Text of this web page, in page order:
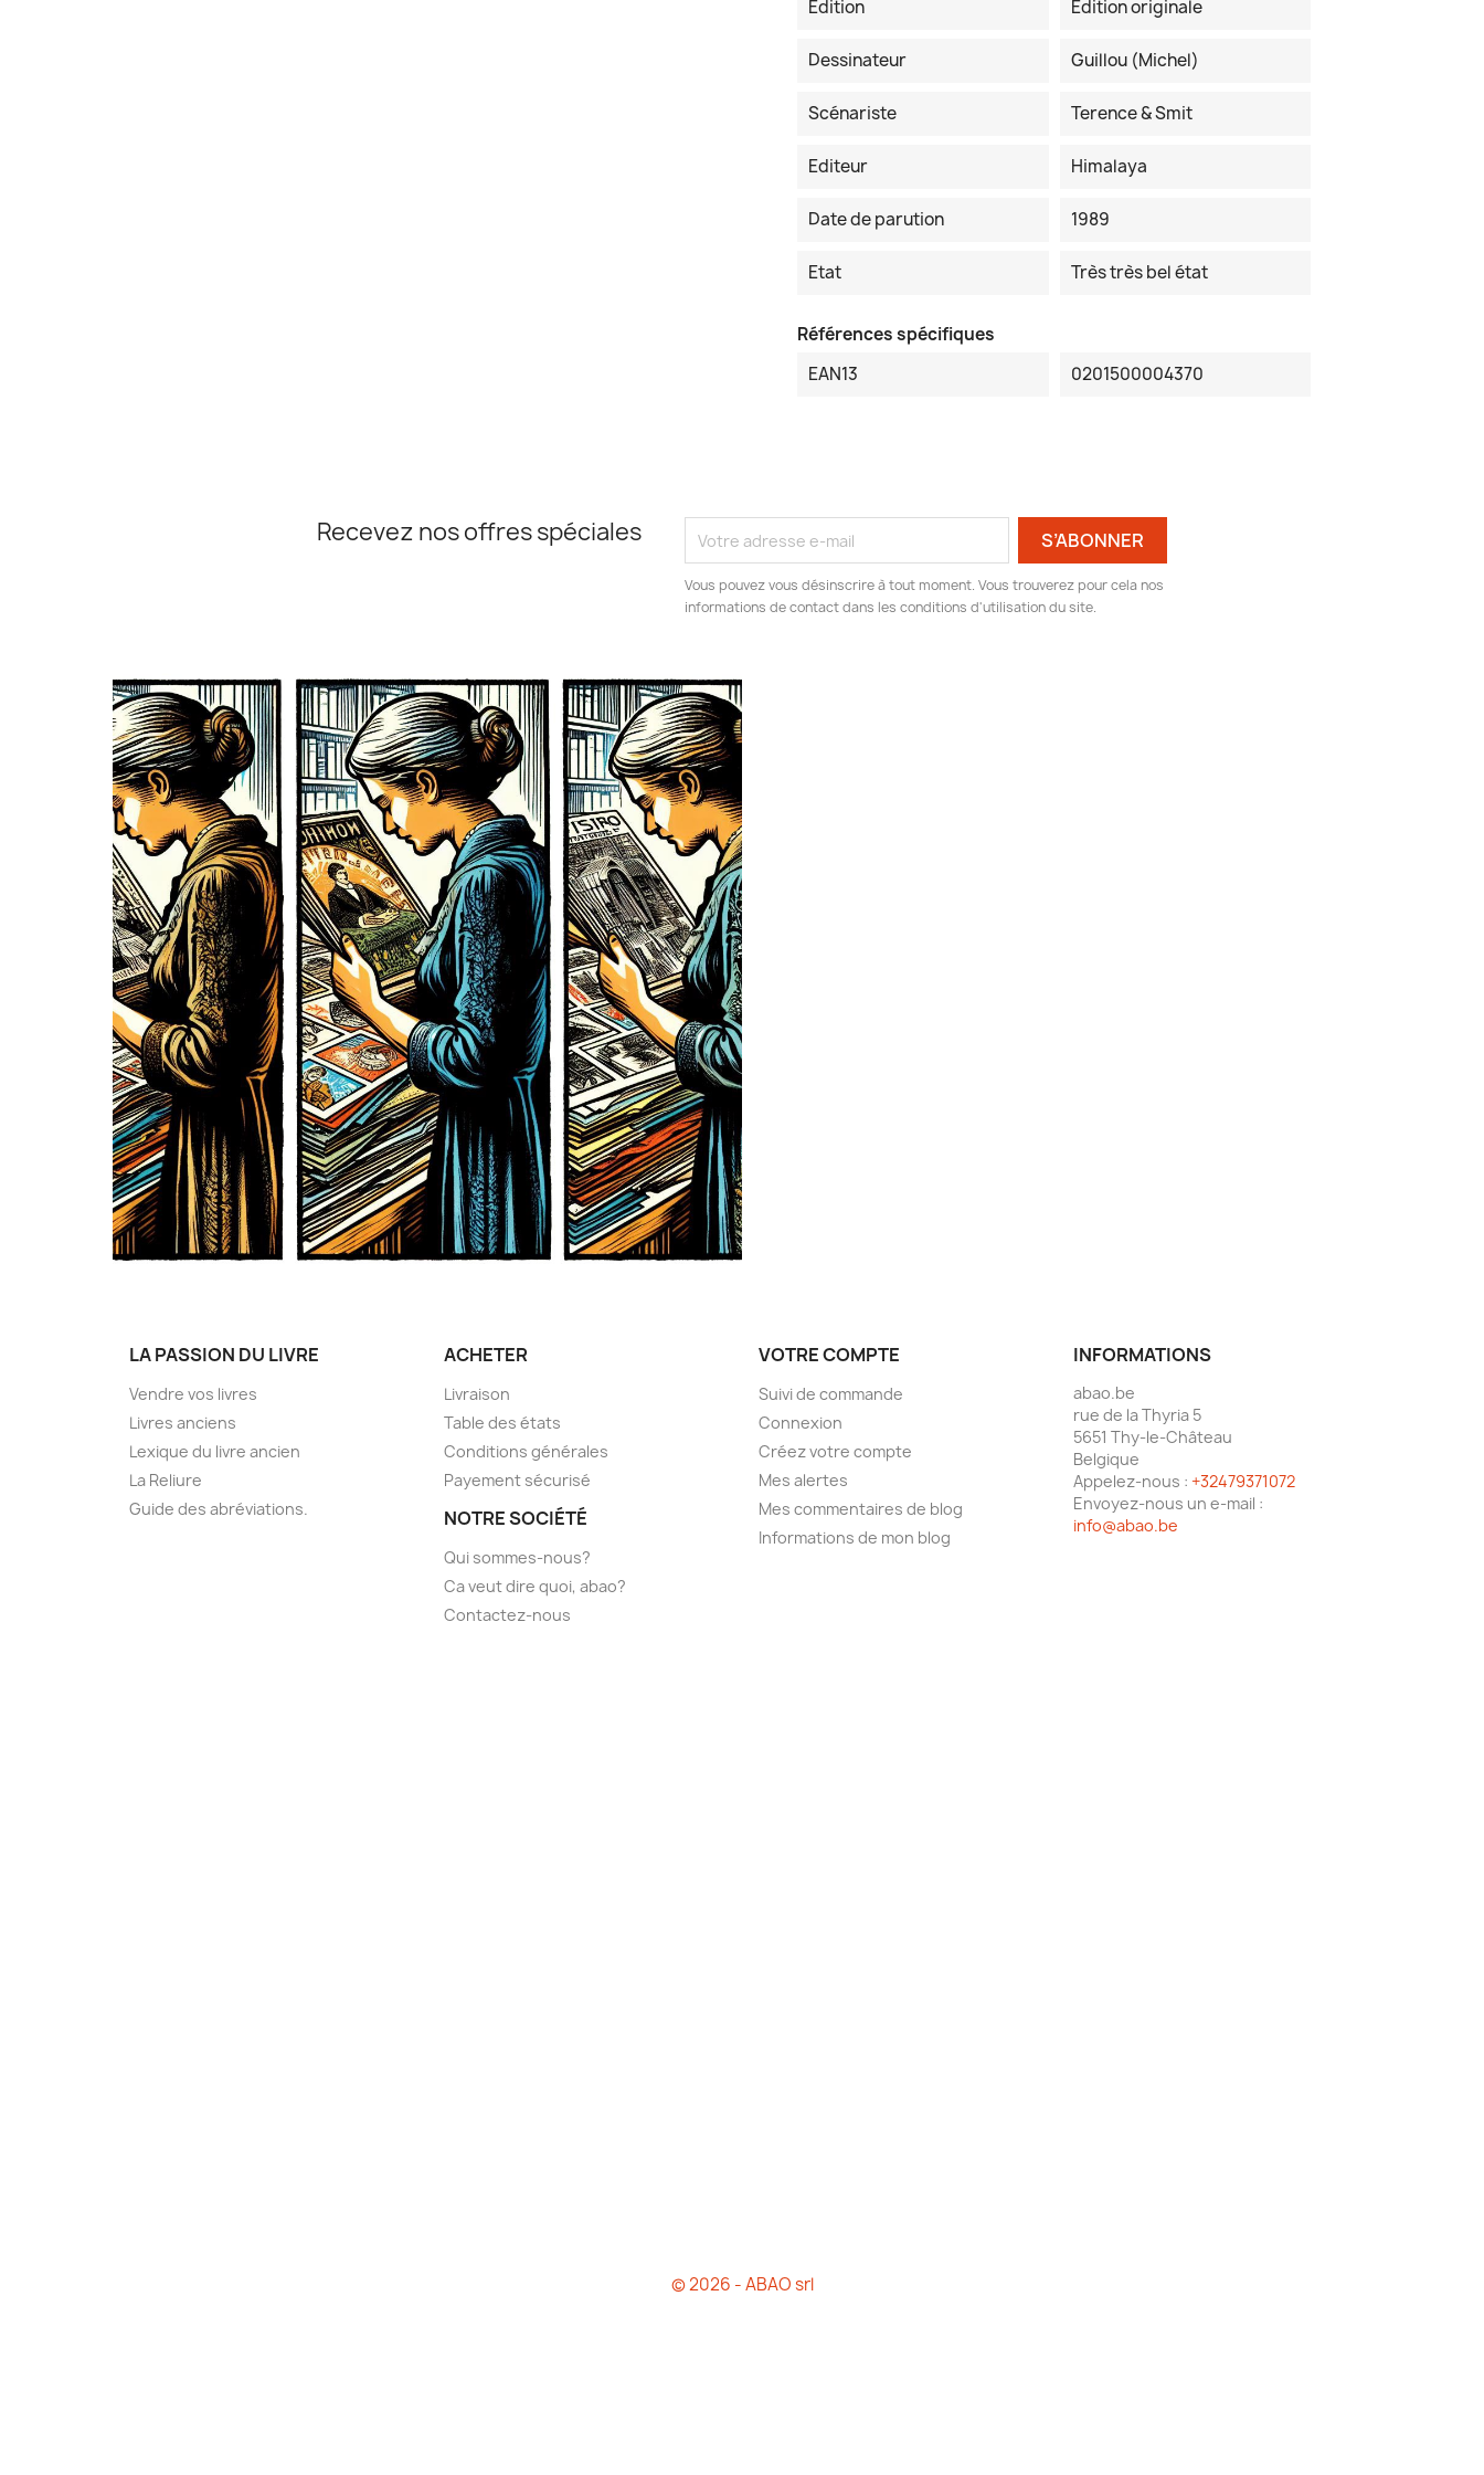
Edition
Edition originale
Dessinateur Guillou (Michel)
Scénariste Terence & Smit
Editeur Himalaya
Date de parution 1989
Etat Très très bel état
Références spécifiques
EAN13
0201500004370
Recevez nos offres spéciales
Vous pouvez vous désinscrire à tout moment. Vous trouverez pour cela nos
informations de contact dans les conditions d'utilisation du site.
LA PASSION DU LIVRE
Vendre vos livres
Livres anciens
Lexique du livre ancien
La Reliure
Guide des abréviations.
ACHETER
Livraison
Table des états
Conditions générales
Payement sécurisé
NOTRE SOCIÉTÉ
Qui sommes-nous?
Ca veut dire quoi, abao?
Contactez-nous
VOTRE COMPTE
Suivi de commande
Connexion
Créez votre compte
Mes alertes
Mes commentaires de blog
Informations de mon blog
INFORMATIONS
abao.be
rue de la Thyria 5
5651 Thy-le-Château
Belgique
Appelez-nous : +32479371072
Envoyez-nous un e-mail :
info@abao.be
© 2026 - ABAO srl